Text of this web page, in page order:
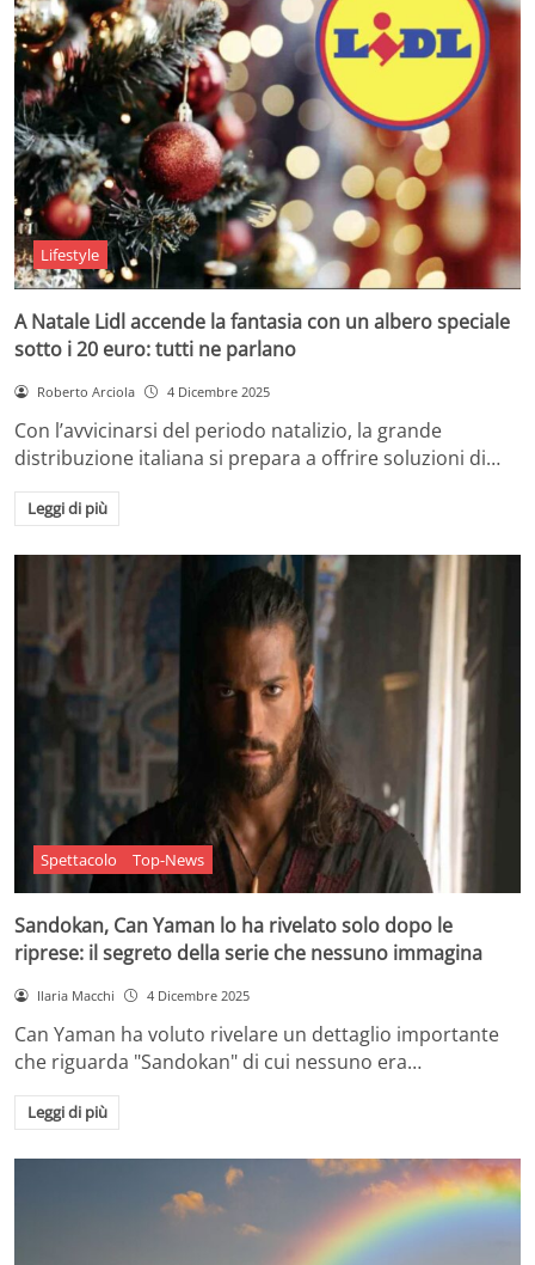
Lifestyle
A Natale Lidl accende la fantasia con un albero speciale
sotto i 20 euro: tutti ne parlano
Roberto Arciola 4 Dicembre 2025
Con l’avvicinarsi del periodo natalizio, la grande
distribuzione italiana si prepara a offrire soluzioni di…
Leggi di più
Spettacolo Top-News
Sandokan, Can Yaman lo ha rivelato solo dopo le
riprese: il segreto della serie che nessuno immagina
Ilaria Macchi 4 Dicembre 2025
Can Yaman ha voluto rivelare un dettaglio importante
che riguarda "Sandokan" di cui nessuno era…
Leggi di più